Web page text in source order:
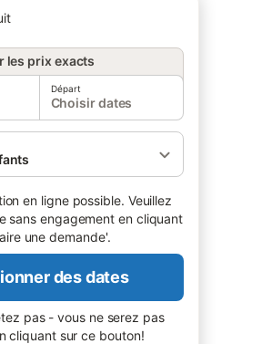
les prix exacts
Départ
Choisir dates
en ligne possible. Veuillez
sans engagement en cliquant
une demande'.
des dates
pas - vous ne serez pas
cliquant sur ce bouton!